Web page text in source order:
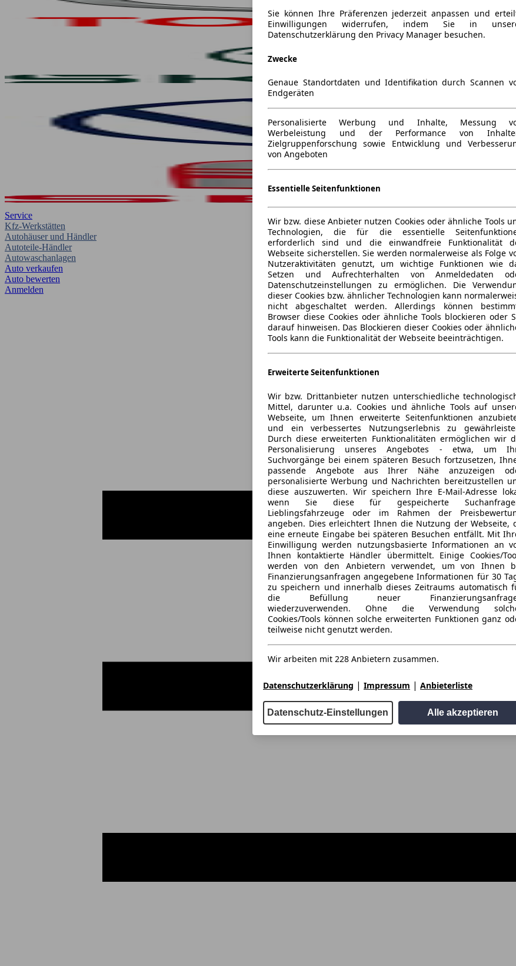
Service
Kfz-Werkstätten
Autohäuser und Händler
Autoteile-Händler
Autowaschanlagen
Auto verkaufen
Auto bewerten
Anmelden
Sie können Ihre Präferenzen jederzeit anpassen und
Einwilligungen widerrufen, indem Sie in
Datenschutzerklärung den Privacy Manager besuchen.
Zwecke
Genaue Standortdaten und Identifikation durch Scannen
Endgeräten
Personalisierte Werbung und Inhalte, Messung
Werbeleistung und der Performance von
Zielgruppenforschung sowie Entwicklung und
von Angeboten
Essentielle Seitenfunktionen
Wir bzw. diese Anbieter nutzen Cookies oder ähnliche Tools
Technologien, die für die essentielle
erforderlich sind und die einwandfreie Funktionalität
Webseite sicherstellen. Sie werden normalerweise als Folge
Nutzeraktivitäten genutzt, um wichtige Funktionen wie
Setzen und Aufrechterhalten von Anmeldedaten
Datenschutzeinstellungen zu ermöglichen. Die
dieser Cookies bzw. ähnlicher Technologien kann
nicht abgeschaltet werden. Allerdings können
Browser diese Cookies oder ähnliche Tools blockieren oder
darauf hinweisen. Das Blockieren dieser Cookies oder
Tools kann die Funktionalität der Webseite beeinträchtigen.
Erweiterte Seitenfunktionen
Wir bzw. Drittanbieter nutzen unterschiedliche
Mittel, darunter u.a. Cookies und ähnliche Tools auf
Webseite, um Ihnen erweiterte Seitenfunktionen
und ein verbessertes Nutzungserlebnis zu
Durch diese erweiterten Funktionalitäten ermöglichen wir
Personalisierung unseres Angebotes - etwa, um
Suchvorgänge bei einem späteren Besuch fortzusetzen,
passende Angebote aus Ihrer Nähe anzuzeigen
personalisierte Werbung und Nachrichten bereitzustellen
diese auszuwerten. Wir speichern Ihre E-Mail-Adresse
wenn Sie diese für gespeicherte
Lieblingsfahrzeuge oder im Rahmen der
angeben. Dies erleichtert Ihnen die Nutzung der Webseite,
eine erneute Eingabe bei späteren Besuchen entfällt. Mit
Einwilligung werden nutzungsbasierte Informationen an
Ihnen kontaktierte Händler übermittelt. Einige Cookies/
werden von den Anbietern verwendet, um von Ihnen
Finanzierungsanfragen angegebene Informationen für 30
zu speichern und innerhalb dieses Zeitraums automatisch
die Befüllung neuer
wiederzuverwenden. Ohne die Verwendung
Cookies/Tools können solche erweiterten Funktionen ganz
teilweise nicht genutzt werden.
Wir arbeiten mit 228 Anbietern zusammen.
Datenschutzerklärung | Impressum | Anbieterliste
Datenschutz-Einstellungen Alle akzeptieren